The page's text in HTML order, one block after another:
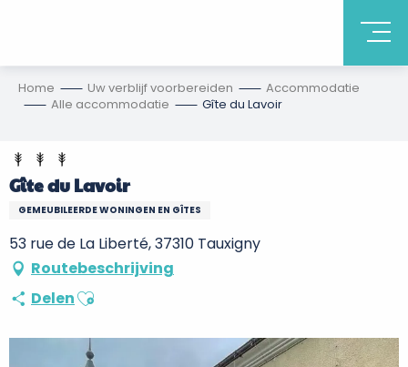
Home Uw verblijf voorbereiden
Accommodatie
Alle accommodatie
Gîte du Lavoir
Gîte du Lavoir
GEMEUBILEERDE WONINGEN EN GÎTES
53 rue de La Liberté, 37310 Tauxigny
Routebeschrijving
DelenAjouter aux favoris